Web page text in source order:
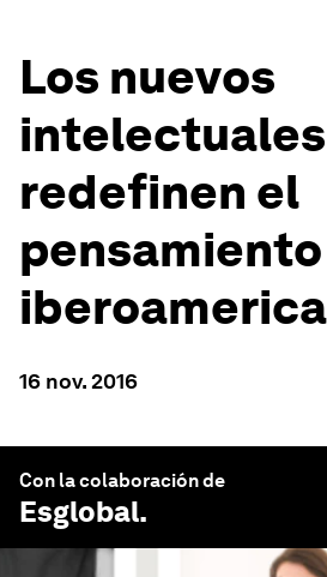
Los nuevos
redefinen el
pensamiento
16 nov. 2016
Con la colaboración de
Esglobal.